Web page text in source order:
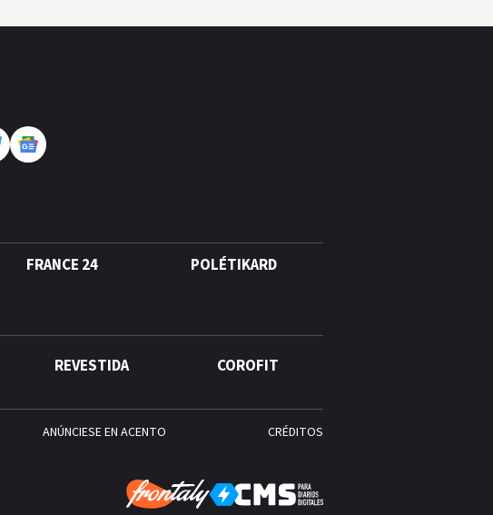
puedes cobrar
FRANCE 24 POLÉTIKARD
REVESTIDA COROFIT
ANÚNCIESE EN ACENTO CRÉDITOS